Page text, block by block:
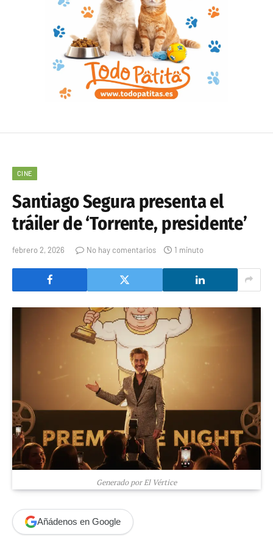
CINE
Santiago Segura presenta el
tráiler de ‘Torrente, presidente’
febrero 2, 2026 No hay comentarios 1 minuto
Generado por El Vértice
Añádenos en Google